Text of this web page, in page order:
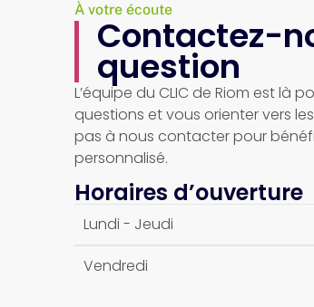
À votre écoute
Contactez-
question
L’équipe du CLIC de Riom est là
questions et vous orienter vers
pas à nous contacter pour
personnalisé.
Horaires d’ouverture
Lundi - Jeudi
Vendredi